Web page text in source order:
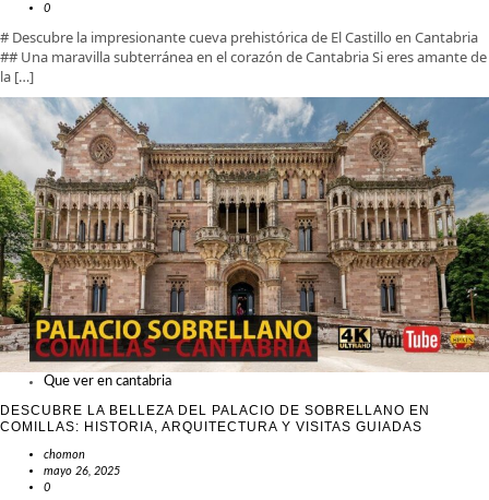
0
# Descubre la impresionante cueva prehistórica de El Castillo en Cantabria
## Una maravilla subterránea en el corazón de Cantabria Si eres amante de
la […]
Que ver en cantabria
DESCUBRE LA BELLEZA DEL PALACIO DE SOBRELLANO EN
COMILLAS: HISTORIA, ARQUITECTURA Y VISITAS GUIADAS
chomon
mayo 26, 2025
0